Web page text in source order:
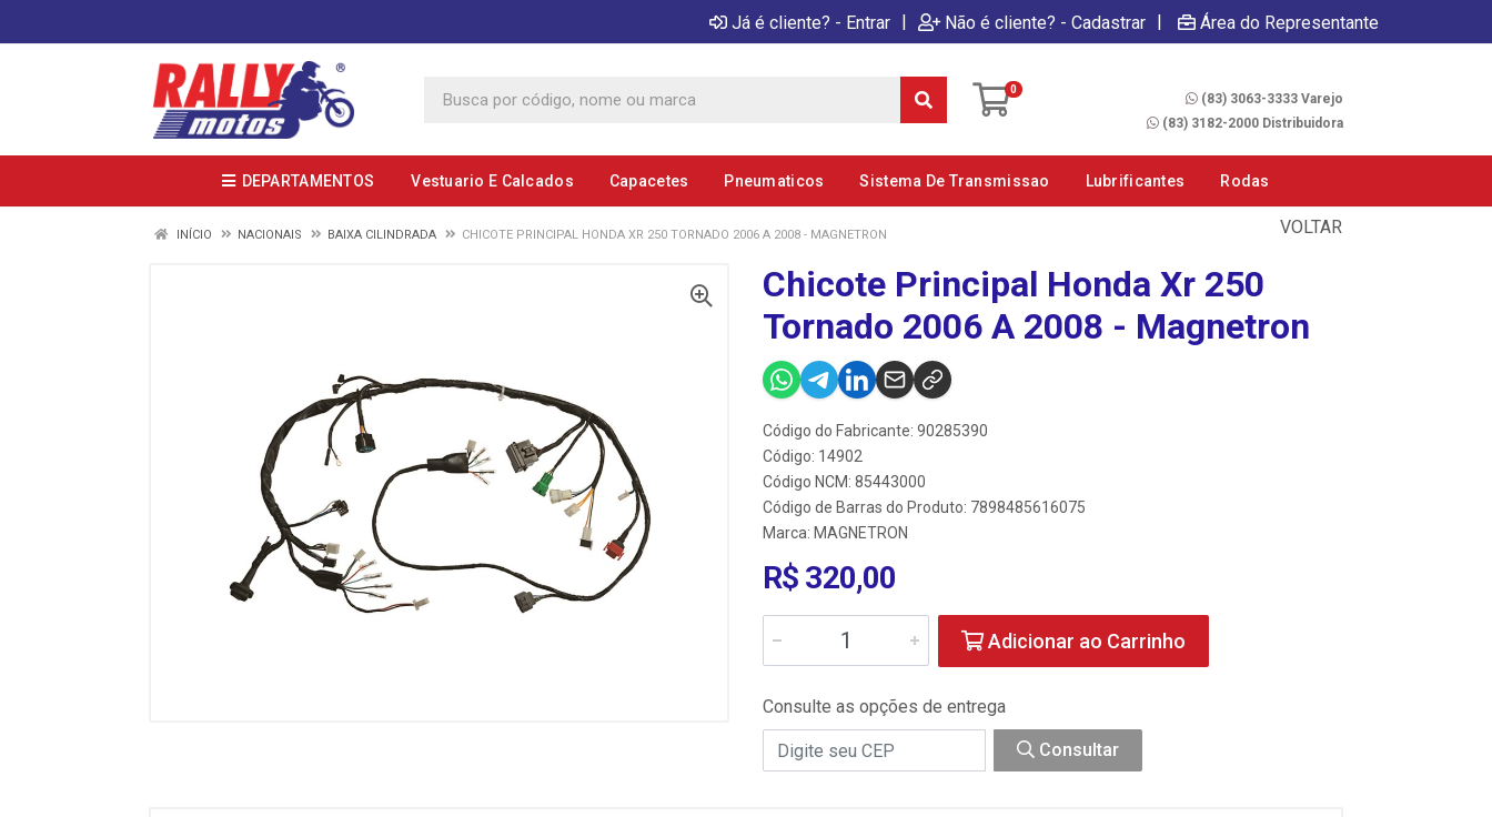
Já é cliente? - Entrar | Não é cliente? - Cadastrar | Área do Representante
0
(83) 3063-3333 Varejo
(83) 3182-2000 Distribuidora
DEPARTAMENTOS Vestuario E Calcados Capacetes Pneumaticos Sistema De Transmissao Lubrificantes Rodas
VOLTAR
INÍCIO NACIONAIS BAIXA CILINDRADA CHICOTE PRINCIPAL HONDA XR 250 TORNADO 2006 A 2008 - MAGNETRON
Chicote Principal Honda Xr 250
Tornado 2006 A 2008 - Magnetron
Código do Fabricante: 90285390
Código: 14902
Código NCM: 85443000
Código de Barras do Produto: 7898485616075
Marca: MAGNETRON
R$ 320,00
Adicionar ao Carrinho
Consulte as opções de entrega
Consultar